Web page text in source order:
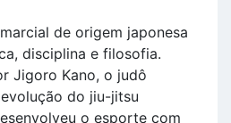
de origem japonesa
disciplina e filosofia.
Jigoro Kano, o judô
do jiu-jitsu
o esporte com